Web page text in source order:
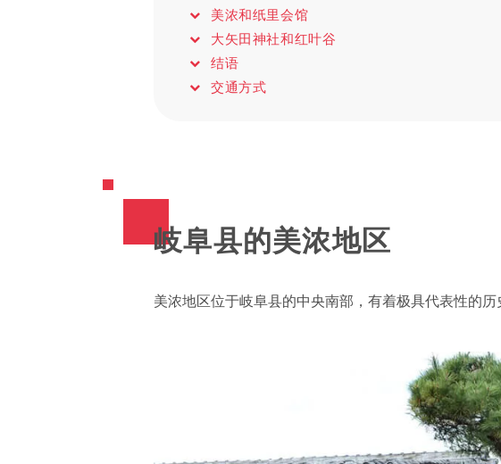
美浓和纸里会馆
大矢田神社和红叶谷
结语
交通方式
岐阜县的美浓地区
美浓地区位于岐阜县的中央南部，有着极具代表性的